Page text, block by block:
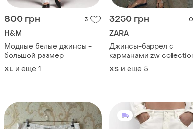
170 грн
Marks & Spencer
2300 грн 3
ZARA